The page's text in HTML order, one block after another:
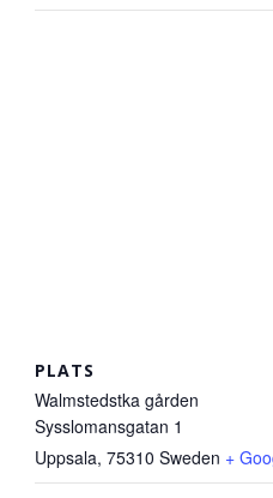
PLATS
Walmstedstka gården
Sysslomansgatan 1
Uppsala, 75310 Sweden +